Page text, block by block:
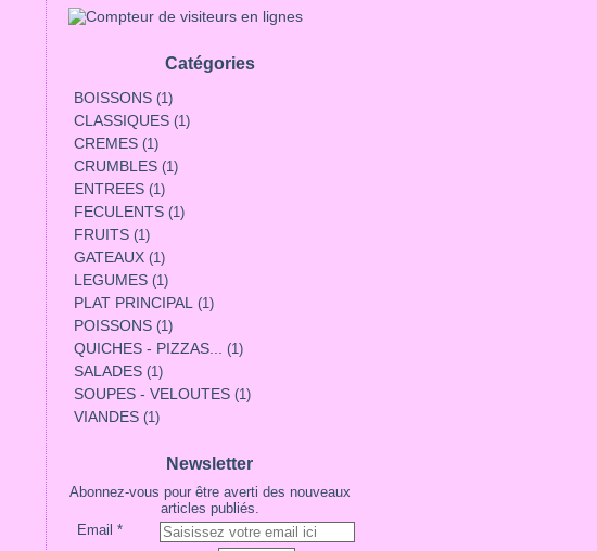
Catégories
BOISSONS (1)
CLASSIQUES (1)
CREMES (1)
CRUMBLES (1)
ENTREES (1)
FECULENTS (1)
FRUITS (1)
GATEAUX (1)
LEGUMES (1)
PLAT PRINCIPAL (1)
POISSONS (1)
QUICHES - PIZZAS... (1)
SALADES (1)
SOUPES - VELOUTES (1)
VIANDES (1)
Newsletter
Abonnez-vous pour être averti des nouveaux
articles publiés.
Email